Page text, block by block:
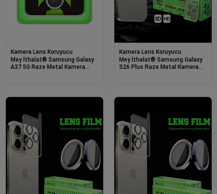
Kamera Lens Koruyucu
Mey İthalat® Samsung Galaxy
A37 5G Raze Metal Kamera
Kamera Lens Koruyucu
Mey İthalat® Samsung Galaxy
S26 Plus Raze Metal Kamera